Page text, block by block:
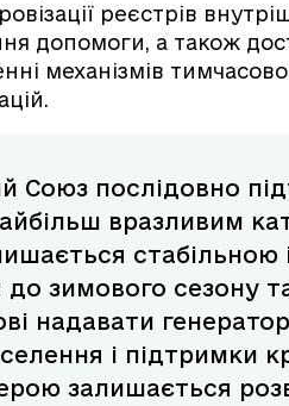
реєстрів
допомоги, а також
механізмів
Союз послідовно
вразливим
до зимового сезону
надавати
і підтримки
залишається